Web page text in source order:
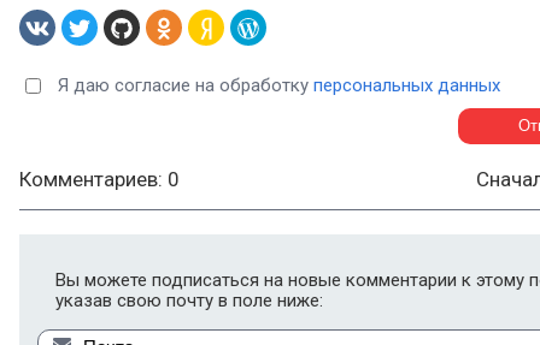
Я даю согласие на обработку персональных данных
Комментариев: 0
Вы можете подписаться на новые комментарии к этому
указав свою почту в поле ниже: